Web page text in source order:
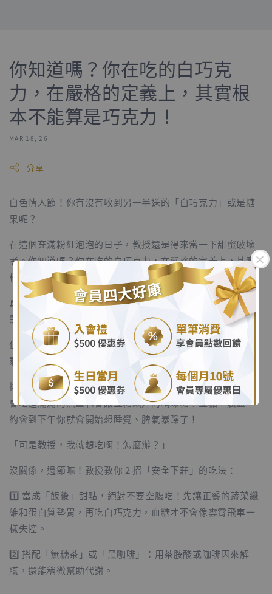
.
.
你知道嗎？你在吃的白巧克
力，在嚴格的定義上，其實根
本不能算是巧克力！
MAR 18, 26
分享
白色情人節！你有沒有收到另一半送的「白巧克力」或是糖
果呢？
在這個充滿粉紅泡泡的日子，教授還是得來當一下甜蜜破壞
者。你知道嗎？你在吃的白巧克力，在嚴格的定義上，其實
根本不能算是巧克力！
真正的巧克力含有「可可固形物」（就是讓巧克力看起來黑
黑、吃起來苦苦的成分，也是抗氧化、舒壓的精華來源）。
但是！白巧克力在製作過程中，把這些精華都拿掉了！它只
剩下「可可脂（油脂）＋大量的糖＋奶粉」。
換句話說，吃白巧克力，你吃不到可可多酚的舒壓效果，只
會吃進滿滿的熱量和會讓血糖飆升的精緻糖！血糖一震盪，
約會到下午你就會開始想睡覺、脾氣暴躁了！
「可是教授，我就想吃啊！怎麼辦？」
沒關係，過節嘛！教授教你 2 招「安全下莊」的吃法：
1️⃣ 當成「飯後」甜點，絕對不要空腹吃！先讓正餐的蔬菜纖
維和蛋白質墊胃，再吃白巧克力，血糖才不會像雲霄飛車一
樣失控。
2️⃣ 搭配「無糖茶」或「黑咖啡」：用茶胺酸或咖啡因來解
膩，還能稍微幫助代謝。